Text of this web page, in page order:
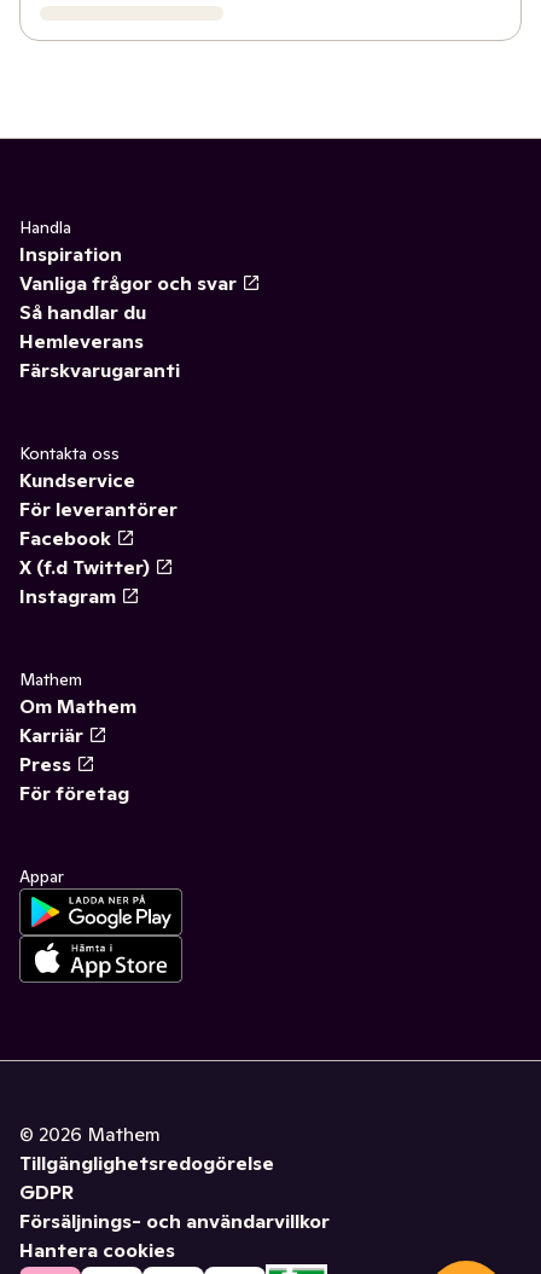
Handla
Inspiration
Vanliga frågor och svar
Så handlar du
Hemleverans
Färskvarugaranti
Kontakta oss
Kundservice
För leverantörer
Facebook
X (f.d Twitter)
Instagram
Mathem
Om Mathem
Karriär
Press
För företag
Appar
© 2026 Mathem
Tillgänglighetsredogörelse
GDPR
Försäljnings- och användarvillkor
Hantera cookies